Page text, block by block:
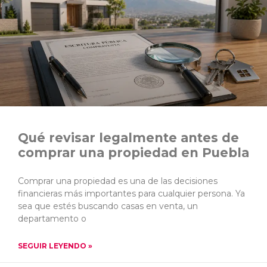
Qué revisar legalmente antes de
comprar una propiedad en Puebla
Comprar una propiedad es una de las decisiones
financieras más importantes para cualquier persona. Ya
sea que estés buscando casas en venta, un
departamento o
SEGUIR LEYENDO »